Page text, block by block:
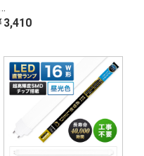
3,410
カートへ進む